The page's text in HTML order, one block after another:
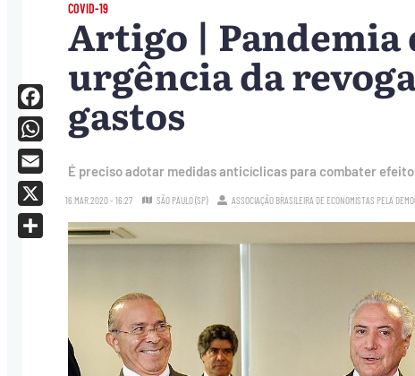
COVID-19
Artigo | Pandemia
urgência da
gastos
É preciso adotar medidas anticíclicas para combater
16.MAR.2020 - 16:27 SÃO PAULO (SP) ASSOCIAÇÃO BRASILEIRA DE ECONOMISTAS PELA
Facebook
WhatsApp
Email
X